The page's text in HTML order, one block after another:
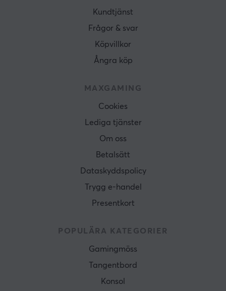
Kundtjänst
Frågor & svar
Köpvillkor
Ångra köp
MAXGAMING
Cookies
Lediga tjänster
Om oss
Betalsätt
Dataskyddspolicy
Trygg e-handel
Presentkort
POPULÄRA KATEGORIER
Gamingmöss
Tangentbord
Konsol